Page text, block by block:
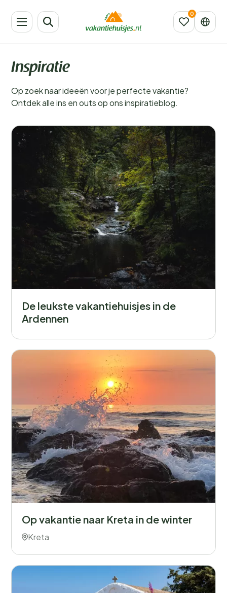
Inspiratie
Op zoek naar ideeën voor je perfecte vakantie?
Ontdek alle ins en outs op ons inspiratieblog.
De leukste vakantiehuisjes in de
Ardennen
Op vakantie naar Kreta in de winter
Kreta